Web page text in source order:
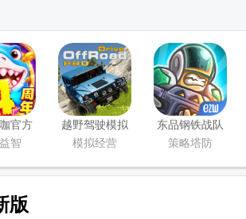
官方
机版
智
越野驾驶模拟
器专业版
Drive Pro)
模拟经营
东品钢铁战队
内购版
策略塔防
版